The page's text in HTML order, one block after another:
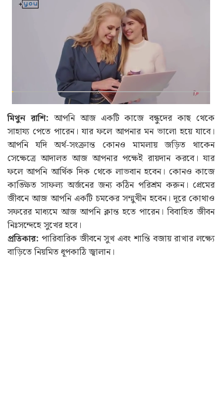
মিথুন রাশি: আপনি আজ একটি কাজে বন্ধুদের কাছ থেকে
সাহায্য পেতে পারেন। যার ফলে আপনার মন ভালো হয়ে যাবে।
আপনি যদি অর্থ-সংক্রান্ত কোনও মামলায় জড়িত থাকেন
সেক্ষেত্রে আদালত আজ আপনার পক্ষেই রায়দান করবে। যার
ফলে আপনি আর্থিক দিক থেকে লাভবান হবেন। কোনও কাজে
কাঙ্ক্ষিত সাফল্য অর্জনের জন্য কঠিন পরিশ্রম করুন। প্রেমের
জীবনে আজ আপনি একটি চমকের সম্মুখীন হবেন। দূরে কোথাও
সফরের মাধ্যমে আজ আপনি ক্লান্ত হতে পারেন। বিবাহিত জীবন
নিঃসন্দেহে সুখের হবে।
প্রতিকার: পারিবারিক জীবনে সুখ এবং শান্তি বজায় রাখার লক্ষ্যে
বাড়িতে নিয়মিত ধূপকাঠি জ্বালান।